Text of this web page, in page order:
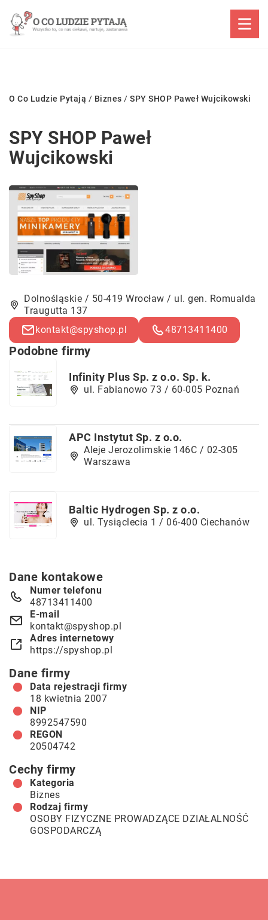
O Co Ludzie Pytają / Biznes / SPY SHOP Paweł Wujcikowski
SPY SHOP Paweł
Wujcikowski
Dolnośląskie / 50-419 Wrocław / ul. gen. Romualda
Traugutta 137
kontakt@spyshop.pl
48713411400
Podobne firmy
Infinity Plus Sp. z o.o. Sp. k.
ul. Fabianowo 73 / 60-005 Poznań
APC Instytut Sp. z o.o.
Aleje Jerozolimskie 146C / 02-305
Warszawa
Baltic Hydrogen Sp. z o.o.
ul. Tysiąclecia 1 / 06-400 Ciechanów
Dane kontakowe
Numer telefonu
48713411400
E-mail
kontakt@spyshop.pl
Adres internetowy
https://spyshop.pl
Dane firmy
Data rejestracji firmy
18 kwietnia 2007
NIP
8992547590
REGON
20504742
Cechy firmy
Kategoria
Biznes
Rodzaj firmy
OSOBY FIZYCZNE PROWADZĄCE DZIAŁALNOŚĆ
GOSPODARCZĄ